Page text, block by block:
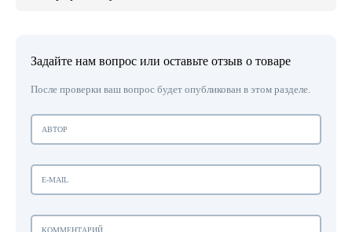
Задайте нам вопрос или оставьте отзыв о товаре
После проверки ваш вопрос будет опубликован в этом разделе.